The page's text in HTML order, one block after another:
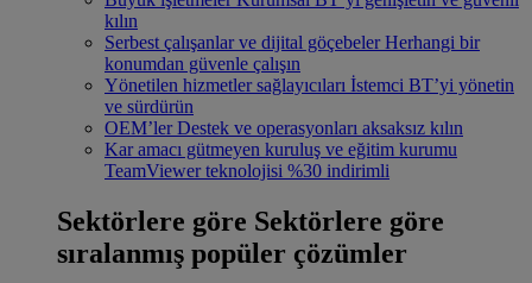
kılın
Serbest çalışanlar ve dijital göçebeler Herhangi bir
konumdan güvenle çalışın
Yönetilen hizmetler sağlayıcıları İstemci BT’yi yönetin
ve sürdürün
OEM’ler Destek ve operasyonları aksaksız kılın
Kar amacı gütmeyen kuruluş ve eğitim kurumu
TeamViewer teknolojisi %30 indirimli
Sektörlere göre Sektörlere göre
sıralanmış popüler çözümler